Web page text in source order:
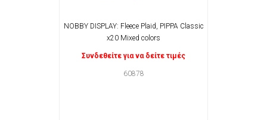
NOBBY DISPLAY: Fleece Plaid, PIPPA Classic
x20 Mixed colors
Συνδεθείτε για να δείτε τιμές
60878